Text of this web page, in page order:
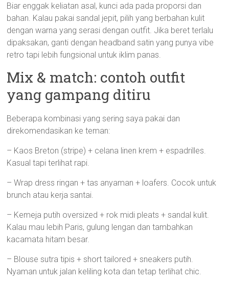
Biar enggak keliatan asal, kunci ada pada proporsi dan
bahan. Kalau pakai sandal jepit, pilih yang berbahan kulit
dengan warna yang serasi dengan outfit. Jika beret terlalu
dipaksakan, ganti dengan headband satin yang punya vibe
retro tapi lebih fungsional untuk iklim panas.
Mix & match: contoh outfit
yang gampang ditiru
Beberapa kombinasi yang sering saya pakai dan
direkomendasikan ke teman:
– Kaos Breton (stripe) + celana linen krem + espadrilles.
Kasual tapi terlihat rapi.
– Wrap dress ringan + tas anyaman + loafers. Cocok untuk
brunch atau kerja santai.
– Kemeja putih oversized + rok midi pleats + sandal kulit.
Kalau mau lebih Paris, gulung lengan dan tambahkan
kacamata hitam besar.
– Blouse sutra tipis + short tailored + sneakers putih.
Nyaman untuk jalan keliling kota dan tetap terlihat chic.